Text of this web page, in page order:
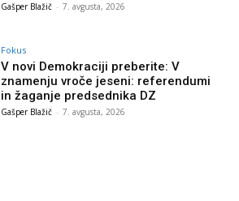
Gašper Blažič - 7. avgusta, 2026
Fokus
V novi Demokraciji preberite: V
znamenju vroče jeseni: referendumi
in žaganje predsednika DZ
Gašper Blažič - 7. avgusta, 2026